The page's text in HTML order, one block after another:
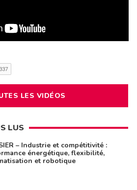
LES VIDÉOS
LUS
– Industrie et compétitivité :
énergétique, flexibilité,
et robotique